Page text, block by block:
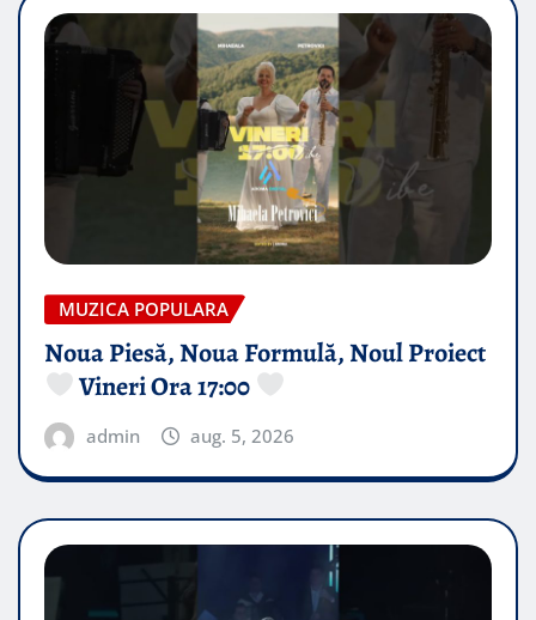
MUZICA POPULARA
Noua Piesă, Noua Formulă, Noul Proiect
Vineri Ora 17:00
admin aug. 5, 2026